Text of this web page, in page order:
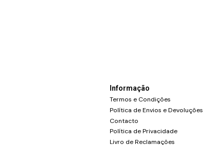
Informação
Termos e Condições
Política de Envios e Devoluções
Contacto
Política de Privacidade
Livro de Reclamações